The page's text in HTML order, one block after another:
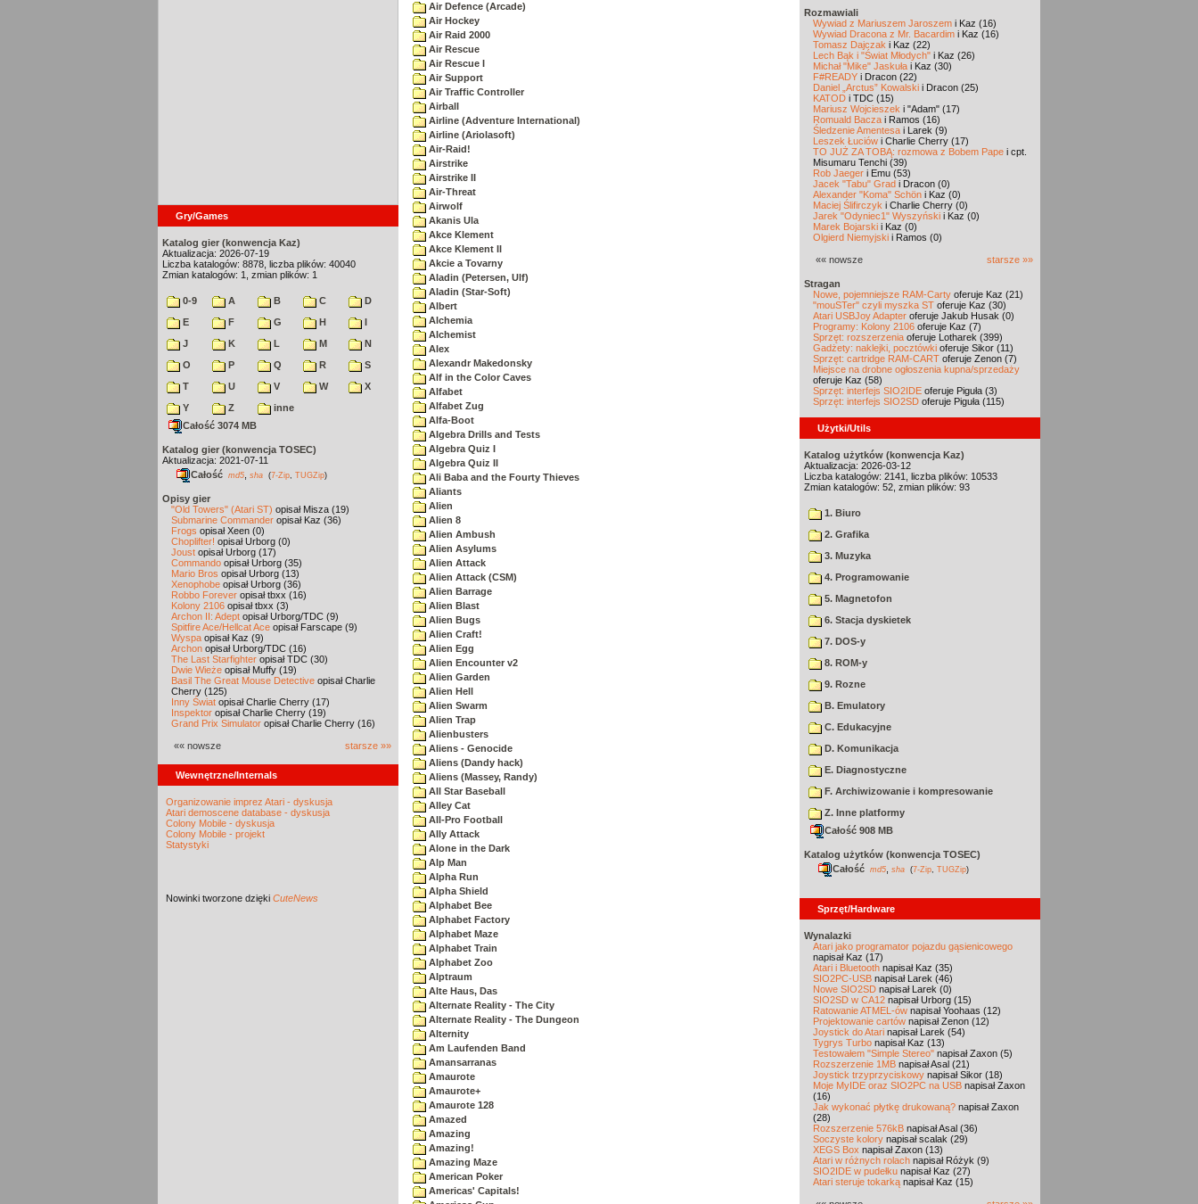
Gry/Games
Katalog gier (konwencja Kaz)
Aktualizacja: 2026-07-19
Liczba katalogów: 8878, liczba plików: 40040
Zmian katalogów: 1, zmian plików: 1
0-9 A B C
D
E
F G H
I
J
K L M
N
O
P Q R
S
T
U V W
X
Y
Z
inne
Całość 3074 MB
Katalog gier (konwencja TOSEC)
Aktualizacja: 2021-07-11
Całość md5 sha (7-Zip TUGZip)
Opisy gier
"Old Towers" (Atari ST) opisał Misza (19)
Submarine Commander opisał Kaz (36)
Frogs opisał Xeen (0)
Choplifter! opisał Urborg (0)
Joust opisał Urborg (17)
Commando opisał Urborg (35)
Mario Bros opisał Urborg (13)
Xenophobe opisał Urborg (36)
Robbo Forever opisał tbxx (16)
Kolony 2106 opisał tbxx (3)
Archon II: Adept opisał Urborg/TDC (9)
Spitfire Ace/Hellcat Ace opisał Farscape (9)
Wyspa opisał Kaz (9)
Archon opisał Urborg/TDC (16)
The Last Starfighter opisał TDC (30)
Dwie Wieże opisał Muffy (19)
Basil The Great Mouse Detective opisał Charlie
Cherry (125)
Inny Świat opisał Charlie Cherry (17)
Inspektor opisał Charlie Cherry (19)
Grand Prix Simulator opisał Charlie Cherry (16)
«« nowsze starsze »»
Wewnętrzne/Internals
Organizowanie imprez Atari - dyskusja
Atari demoscene database - dyskusja
Colony Mobile - dyskusja
Colony Mobile - projekt
Statystyki
Nowinki tworzone dzięki CuteNews
Air Defence (Arcade)
Air Hockey
Air Raid 2000
Air Rescue
Air Rescue I
Air Support
Air Traffic Controller
Airball
Airline (Adventure International)
Airline (Ariolasoft)
Air-Raid!
Airstrike
Airstrike II
Air-Threat
Airwolf
Akanis Ula
Akce Klement
Akce Klement II
Akcie a Tovarny
Aladin (Petersen, Ulf)
Aladin (Star-Soft)
Albert
Alchemia
Alchemist
Alex
Alexandr Makedonsky
Alf in the Color Caves
Alfabet
Alfabet Zug
Alfa-Boot
Algebra Drills and Tests
Algebra Quiz I
Algebra Quiz II
Ali Baba and the Fourty Thieves
Aliants
Alien
Alien 8
Alien Ambush
Alien Asylums
Alien Attack
Alien Attack (CSM)
Alien Barrage
Alien Blast
Alien Bugs
Alien Craft!
Alien Egg
Alien Encounter v2
Alien Garden
Alien Hell
Alien Swarm
Alien Trap
Alienbusters
Aliens - Genocide
Aliens (Dandy hack)
Aliens (Massey, Randy)
All Star Baseball
Alley Cat
All-Pro Football
Ally Attack
Alone in the Dark
Alp Man
Alpha Run
Alpha Shield
Alphabet Bee
Alphabet Factory
Alphabet Maze
Alphabet Train
Alphabet Zoo
Alptraum
Alte Haus, Das
Alternate Reality - The City
Alternate Reality - The Dungeon
Alternity
Am Laufenden Band
Amansarranas
Amaurote
Amaurote+
Amaurote 128
Amazed
Amazing
Amazing!
Amazing Maze
American Poker
Americas' Capitals!
Rozmawiali
Wywiad z Mariuszem Jaroszem i Kaz (16)
Wywiad Dracona z Mr. Bacardim i Kaz (16)
Tomasz Dajczak i Kaz (22)
Lech Bąk i "Świat Młodych" i Kaz (26)
Michał "Mike" Jaskuła i Kaz (30)
F#READY i Dracon (22)
Daniel „Arctus” Kowalski i Dracon (25)
KATOD i TDC (15)
Mariusz Wojcieszek i "Adam" (17)
Romuald Bacza i Ramos (16)
Śledzenie Amentesa i Larek (9)
Leszek Łuciów i Charlie Cherry (17)
TO JUŻ ZA TOBĄ: rozmowa z Bobem Pape i cpt.
Misumaru Tenchi (39)
Rob Jaeger i Emu (53)
Jacek "Tabu" Grad i Dracon (0)
Alexander "Koma" Schön i Kaz (0)
Maciej Ślifirczyk i Charlie Cherry (0)
Jarek "Odyniec1" Wyszyński i Kaz (0)
Marek Bojarski i Kaz (0)
Olgierd Niemyjski i Ramos (0)
«« nowsze starsze »»
Stragan
Nowe, pojemniejsze RAM-Carty oferuje Kaz (21)
"mouSTer" czyli myszka ST oferuje Kaz (30)
Atari USBJoy Adapter oferuje Jakub Husak (0)
Programy: Kolony 2106 oferuje Kaz (7)
Sprzęt: rozszerzenia oferuje Lotharek (399)
Gadżety: naklejki, pocztówki oferuje Sikor (11)
Sprzęt: cartridge RAM-CART oferuje Zenon (7)
Miejsce na drobne ogłoszenia kupna/sprzedaży
oferuje Kaz (58)
Sprzęt: interfejs SIO2IDE oferuje Piguła (3)
Sprzęt: interfejs SIO2SD oferuje Piguła (115)
Użytki/Utils
Katalog użytków (konwencja Kaz)
Aktualizacja: 2026-03-12
Liczba katalogów: 2141, liczba plików: 10533
Zmian katalogów: 52, zmian plików: 93
1. Biuro
2. Grafika
3. Muzyka
4. Programowanie
5. Magnetofon
6. Stacja dyskietek
7. DOS-y
8. ROM-y
9. Rozne
B. Emulatory
C. Edukacyjne
D. Komunikacja
E. Diagnostyczne
F. Archiwizowanie i kompresowanie
Z. Inne platformy
Całość 908 MB
Katalog użytków (konwencja TOSEC)
Całość md5 sha (7-Zip TUGZip)
Sprzęt/Hardware
Wynalazki
Atari jako programator pojazdu gąsienicowego
napisał Kaz (17)
Atari i Bluetooth napisał Kaz (35)
SIO2PC-USB napisał Larek (46)
Nowe SIO2SD napisał Larek (0)
SIO2SD w CA12 napisał Urborg (15)
Ratowanie ATMEL-ów napisał Yoohaas (12)
Projektowanie cartów napisał Zenon (12)
Joystick do Atari napisał Larek (54)
Tygrys Turbo napisał Kaz (13)
Testowałem "Simple Stereo" napisał Zaxon (5)
Rozszerzenie 1MB napisał Asal (21)
Joystick trzyprzyciskowy napisał Sikor (18)
Moje MyIDE oraz SIO2PC na USB napisał Zaxon
(16)
Jak wykonać płytkę drukowaną? napisał Zaxon
(28)
Rozszerzenie 576kB napisał Asal (36)
Soczyste kolory napisał scalak (29)
XEGS Box napisał Zaxon (13)
Atari w różnych rolach napisał Różyk (9)
SIO2IDE w pudełku napisał Kaz (27)
Atari steruje tokarką napisał Kaz (15)